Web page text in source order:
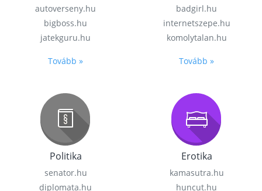
autoverseny.hu
bigboss.hu
jatekguru.hu
Tovább »
badgirl.hu
internetszepe.hu
komolytalan.hu
Tovább »
Politika
senator.hu
diplomata.hu
Erotika
kamasutra.hu
huncut.hu